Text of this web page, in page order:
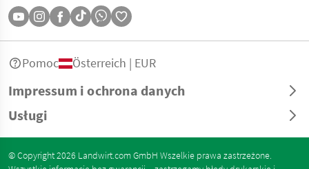
Impressum i ochrona danych
Usługi
Pomoc Österreich | EUR
© Copyright 2026 Landwirt.com GmbH Wszelkie prawa zastrzeżone.